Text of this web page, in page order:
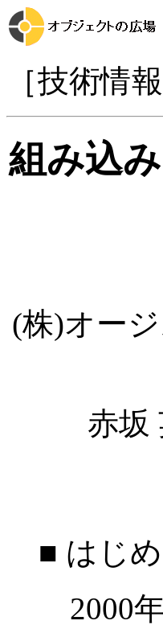
［技術情報
組み込
(株)オー
赤坂
■ はじ
2000